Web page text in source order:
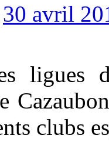
30 avril
ligues
clubs